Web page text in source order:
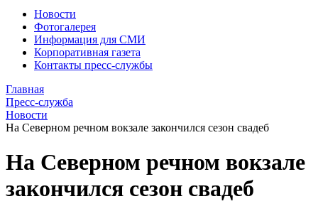
Новости
Фотогалерея
Информация для СМИ
Корпоративная газета
Контакты пресс-службы
Главная
Пресс-служба
Новости
На Северном речном вокзале закончился сезон свадеб
На Северном речном вокзале
закончился сезон свадеб